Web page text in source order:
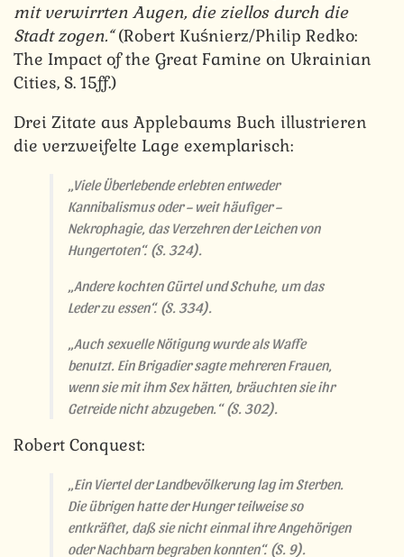
mit verwirrten Augen, die ziellos durch die
Stadt zogen.“(Robert Kuśnierz/Philip Redko:
The Impact of the Great Famine on Ukrainian
Cities, S. 15ff.)
Drei Zitate aus Applebaums Buch illustrieren
die verzweifelte Lage exemplarisch:
„Viele Überlebende erlebten entweder
Kannibalismus oder – weit häufiger –
Nekrophagie, das Verzehren der Leichen von
Hungertoten“.(S. 324).
„Andere kochten Gürtel und Schuhe, um das
Leder zu essen“.(S. 334).
„Auch sexuelle Nötigung wurde als Waffe
benutzt. Ein Brigadier sagte mehreren Frauen,
wenn sie mit ihm Sex hätten, bräuchten sie ihr
Getreide nicht abzugeben.“(S. 302).
Robert Conquest:
„Ein Viertel der Landbevölkerung lag im Sterben.
Die übrigen hatte der Hunger teilweise so
entkräftet, daß sie nicht einmal ihre Angehörigen
oder Nachbarn begraben konnten“.(S. 9).